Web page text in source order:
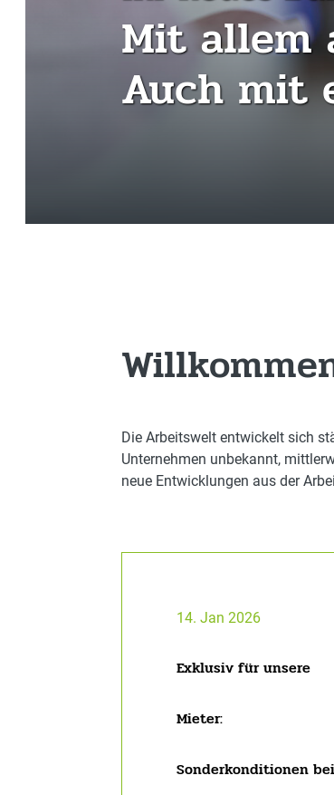
Mit allem
Auch mit
Die Arbeitswelt entwickelt sich
Unternehmen unbekannt,
neue Entwicklungen aus der
14. Jan 2026
Exklusiv für unsere
Mieter:
Sonderkonditionen bei